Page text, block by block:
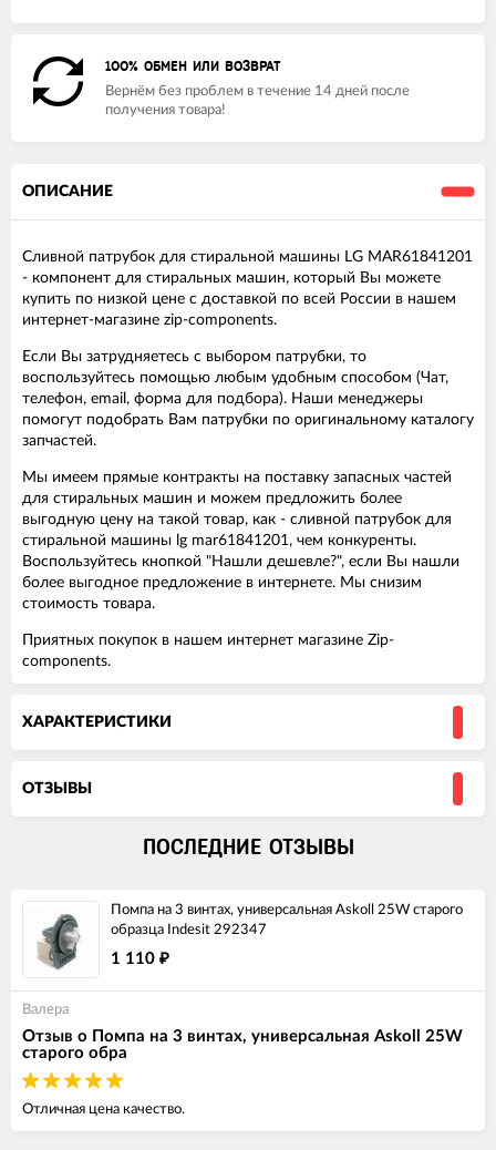
100% ОБМЕН ИЛИ ВОЗВРАТ
Вернём без проблем в течение 14 дней после
получения товара!
ОПИСАНИЕ
Сливной патрубок для стиральной машины LG MAR61841201
- компонент для стиральных машин, который Вы можете
купить по низкой цене с доставкой по всей России в нашем
интернет-магазине zip-components.
Если Вы затрудняетесь с выбором патрубки, то
воспользуйтесь помощью любым удобным способом (Чат,
телефон, email, форма для подбора). Наши менеджеры
помогут подобрать Вам патрубки по оригинальному каталогу
запчастей.
Мы имеем прямые контракты на поставку запасных частей
для стиральных машин и можем предложить более
выгодную цену на такой товар, как - сливной патрубок для
стиральной машины lg mar61841201, чем конкуренты.
Воспользуйтесь кнопкой "Нашли дешевле?", если Вы нашли
более выгодное предложение в интернете. Мы снизим
стоимость товара.
Приятных покупок в нашем интернет магазине Zip-
components.
ХАРАКТЕРИСТИКИ
ОТЗЫВЫ
ПОСЛЕДНИЕ ОТЗЫВЫ
Помпа на 3 винтах, универсальная Askoll 25W старого
образца Indesit 292347
1 110 ₽
Валера
Отзыв о Помпа на 3 винтах, универсальная Askoll 25W
старого обра
Отличная цена качество.